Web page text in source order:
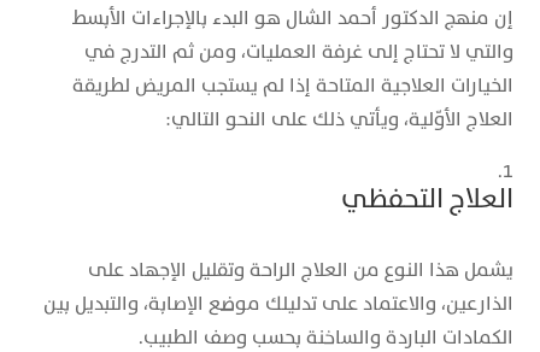
إن منهج الدكتور أحمد الشال هو البدء بالإجراءات الأبسط
والتي لا تحتاج إلى غرفة العمليات، ومن ثم التدرج في
الخيارات العلاجية المتاحة إذا لم يستجب المريض لطريقة
العلاج الأوّلية، ويأتي ذلك على النحو التالي:
العلاج التحفظي
يشمل هذا النوع من العلاج الراحة وتقليل الإجهاد على
الذارعين، والاعتماد على تدليلك موضع الإصابة، والتبديل بين
الكمادات الباردة والساخنة بحسب وصف الطبيب.